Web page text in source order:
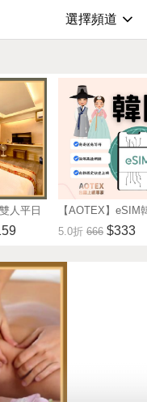
選擇頻道
人平日
景湯房
【AOTEX】eSIM
無限高速網路吃到
券(MO)
5.0折 666 $333